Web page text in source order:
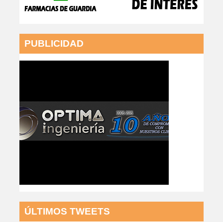
PUBLICIDAD
ÚLTIMOS TWEETS